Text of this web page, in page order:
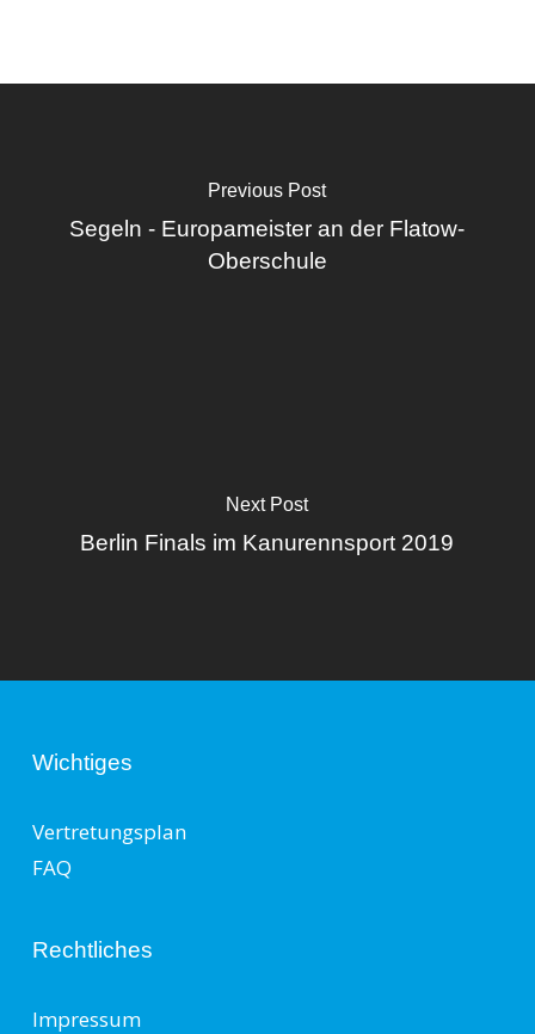
Previous Post
Segeln - Europameister an der Flatow-
Oberschule
Next Post
Berlin Finals im Kanurennsport 2019
Wichtiges
Vertretungsplan
FAQ
Rechtliches
Impressum